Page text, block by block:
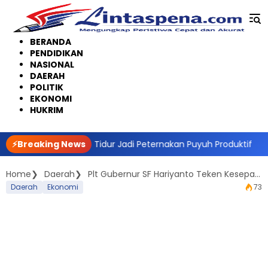
konten
BERANDA
PENDIDIKAN
NASIONAL
DAERAH
POLITIK
EKONOMI
HUKRIM
⚡Breaking News
Lahan Tidur Jadi Peternakan Puyuh Produktif KPU
Home Daerah Plt Gubernur SF Hariyanto Teken Kesepakatan Bersama BPH Migas Terkait Pengawasan BBM
Daerah Ekonomi 73